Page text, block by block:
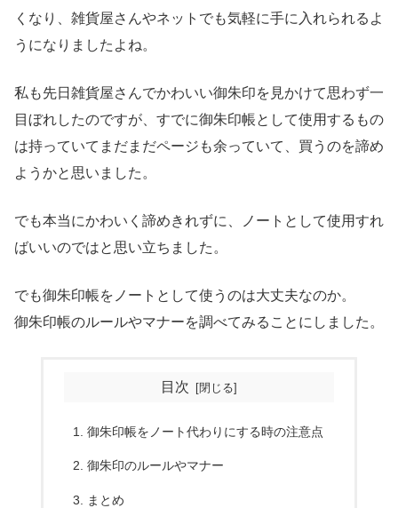
くなり、雑貨屋さんやネットでも気軽に手に入れられるよ
うになりましたよね。
私も先日雑貨屋さんでかわいい御朱印を見かけて思わず一
目ぼれしたのですが、すでに御朱印帳として使用するもの
は持っていてまだまだページも余っていて、買うのを諦め
ようかと思いました。
でも本当にかわいく諦めきれずに、ノートとして使用すれ
ばいいのではと思い立ちました。
でも御朱印帳をノートとして使うのは大丈夫なのか。
御朱印帳のルールやマナーを調べてみることにしました。
目次
御朱印帳をノート代わりにする時の注意点
御朱印のルールやマナー
まとめ